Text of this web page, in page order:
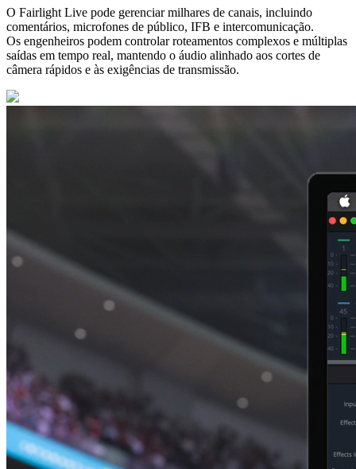
O Fairlight Live pode gerenciar milhares de canais, incluindo
comentários, microfones de público, IFB e intercomunicação.
Os engenheiros podem controlar roteamentos complexos e múltiplas
saídas em tempo real, mantendo o áudio alinhado aos cortes de
câmera rápidos e às exigências de transmissão.